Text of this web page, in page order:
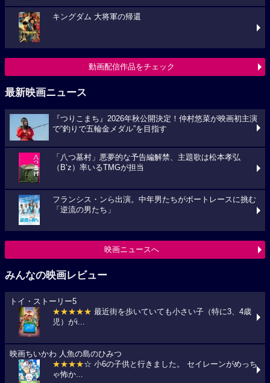
キングダム 大将軍の帰還
動画配信作品をチェック
最新映画ニュース
『つりこまち』2026年秋公開決定！仲村悠菜が映画初主演
で“釣りで五輪金メダル”を目指す
「八つ墓村」悪夢的な予告編解禁、主題歌は松本孝弘
（B’z）率いるTMGが担当
フランシス・ンら出演。中年男たちがボートレースに挑む
「逆流の男たち」
映画ニュースへ
みんなの映画レビュー
トイ・ストーリー5
★★★★★ 最近街を歩いていても小さい子（特に3、4歳
児）がi...
映画ちいかわ 人魚の島のひみつ
★★★★☆ 小6の子供と行きました。 セイレーンがめっち
ゃ怖か...